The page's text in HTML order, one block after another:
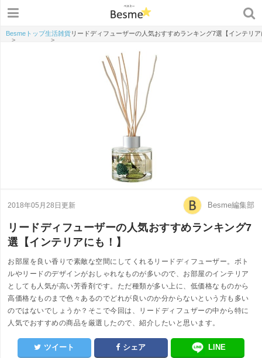
Besmeトップ
>
生活雑貨
>
リードディフューザーの人気おすすめランキング7選【インテリ
2018年05月28日更新 Besme編集部
リードディフューザーの人気おすすめランキング7
選【インテリアにも！】
お部屋を良い香りで素敵な空間にしてくれるリードディフューザー。ボト
ルやリードのデザインがおしゃれなものが多いので、お部屋のインテリア
としても人気が高い芳香剤です。ただ種類が多い上に、低価格なものから
高価格なものまで色々あるのでどれが良いのか分からないという方も多い
のではないでしょうか？そこで今回は、リードディフュザーの中から特に
人気でおすすめの商品を厳選したので、紹介したいと思います。
ツイート シェア LINE